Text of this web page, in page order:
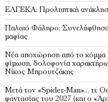
ΕΛΓΕΚΑ: Προληπτική
Παλαιό Φάληρο:
μαφίας
Νέα αποχώρηση από το κόμμα
φίμωση, δολοφονία
Νίκος Μπρουτζάκης
Μετά τον «Spider-Man»… τι; Oι
φαντασίας του 2027 (και ο